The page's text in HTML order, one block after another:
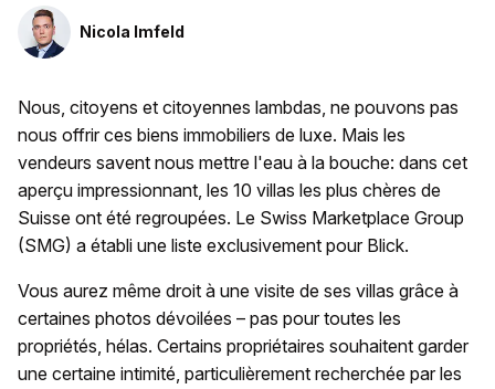
Nicola Imfeld
Nous, citoyens et citoyennes lambdas, ne pouvons pas
nous offrir ces biens immobiliers de luxe. Mais les
vendeurs savent nous mettre l'eau à la bouche: dans cet
aperçu impressionnant, les 10 villas les plus chères de
Suisse ont été regroupées. Le Swiss Marketplace Group
(SMG) a établi une liste exclusivement pour Blick.
Vous aurez même droit à une visite de ses villas grâce à
certaines photos dévoilées – pas pour toutes les
propriétés, hélas. Certains propriétaires souhaitent garder
une certaine intimité, particulièrement recherchée par les